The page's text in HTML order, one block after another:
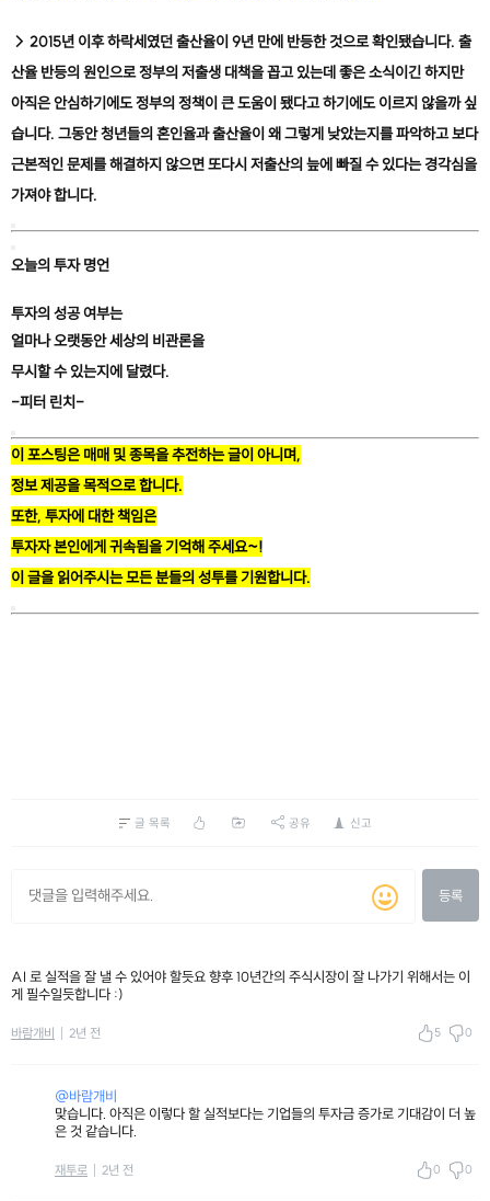
→ 2015년 이후 하락세였던 출산율이 9년 만에 반등한 것으로 확인됐습니다. 출
산율 반등의 원인으로 정부의 저출생 대책을 꼽고 있는데 좋은 소식이긴 하지만
아직은 안심하기에도 정부의 정책이 큰 도움이 됐다고 하기에도 이르지 않을까 싶
습니다. 그동안 청년들의 혼인율과 출산율이 왜 그렇게 낮았는지를 파악하고 보다
근본적인 문제를 해결하지 않으면 또다시 저출산의 늪에 빠질 수 있다는 경각심을
가져야 합니다.
오늘의 투자 명언
투자의 성공 여부는
얼마나 오랫동안 세상의 비관론을
무시할 수 있는지에 달렸다.
-피터 린치-
이 포스팅은 매매 및 종목을 추전하는 글이 아니며,
정보 제공을 목적으로 합니다.
또한, 투자에 대한 책임은
투자자 본인에게 귀속됨을 기억해 주세요~!
이 글을 읽어주시는 모든 분들의 성투를 기원합니다.
글 목록 공유 신고
등록
AI 로 실적을 잘 낼 수 있어야 할듯요 향후 10년간의 주식시장이 잘 나가기 위해서는 이
게 필수일듯합니다 :)
바람개비 2년 전 5 0
@바람개비
맞습니다. 아직은 이렇다 할 실적보다는 기업들의 투자금 증가로 기대감이 더 높
은 것 같습니다.
재투로 2년 전 0 0